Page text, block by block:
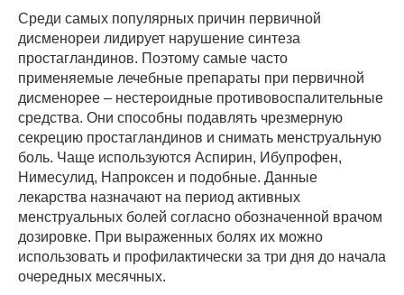
Среди самых популярных причин первичной
дисменореи лидирует нарушение синтеза
простагландинов. Поэтому самые часто
применяемые лечебные препараты при первичной
дисменорее – нестероидные противовоспалительные
средства. Они способны подавлять чрезмерную
секрецию простагландинов и снимать менструальную
боль. Чаще используются Аспирин, Ибупрофен,
Нимесулид, Напроксен и подобные. Данные
лекарства назначают на период активных
менструальных болей согласно обозначенной врачом
дозировке. При выраженных болях их можно
использовать и профилактически за три дня до начала
очередных месячных.